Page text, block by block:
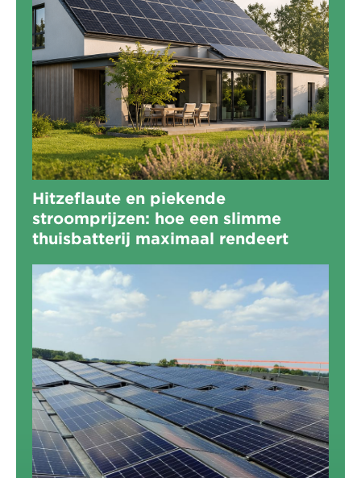
Hitzeflaute en piekende
stroomprijzen: hoe een slimme
thuisbatterij maximaal rendeert